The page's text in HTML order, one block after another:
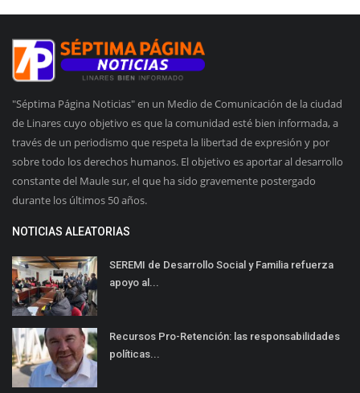
"Séptima Página Noticias" en un Medio de Comunicación de la ciudad
de Linares cuyo objetivo es que la comunidad esté bien informada, a
través de un periodismo que respeta la libertad de expresión y por
sobre todo los derechos humanos. El objetivo es aportar al desarrollo
constante del Maule sur, el que ha sido gravemente postergado
durante los últimos 50 años.
NOTICIAS ALEATORIAS
SEREMI de Desarrollo Social y Familia refuerza
apoyo al...
Recursos Pro-Retención: las responsabilidades
políticas...